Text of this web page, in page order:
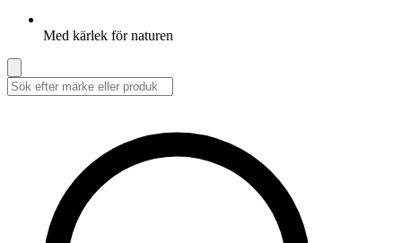
Med kärlek för naturen